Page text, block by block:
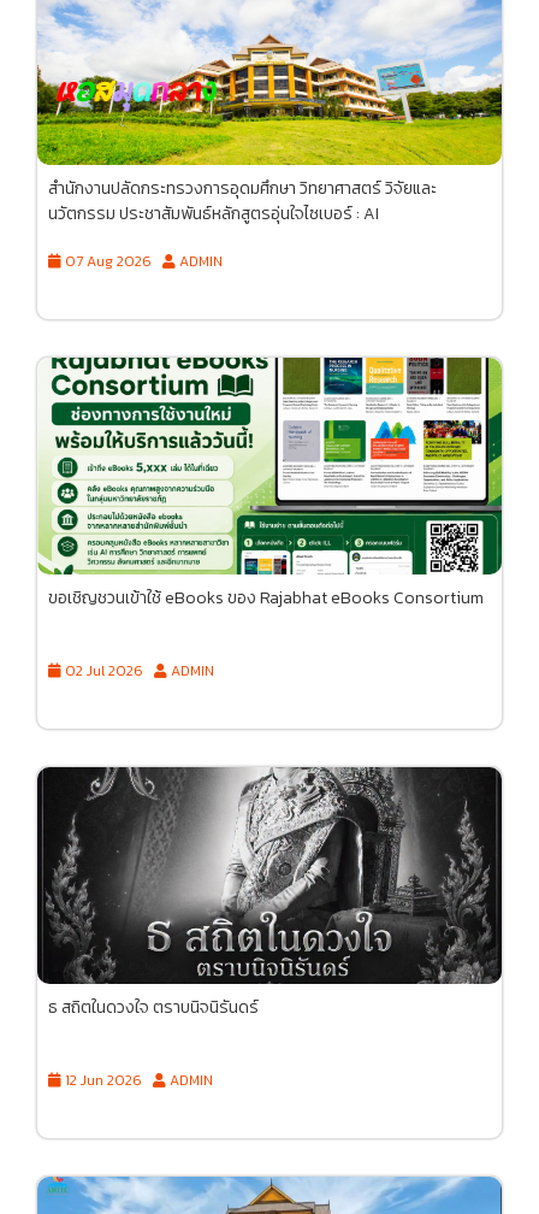
สำนักงานปลัดกระทรวงการอุดมศึกษา วิทยาศาสตร์ วิจัยและ
นวัตกรรม ประชาสัมพันธ์หลักสูตรอุ่นใจไซเบอร์ : AI
07 Aug 2026 ADMIN
ขอเชิญชวนเข้าใช้ eBooks ของ Rajabhat eBooks Consortium
02 Jul 2026 ADMIN
ธ สถิตในดวงใจ ตราบนิจนิรันดร์
12 Jun 2026 ADMIN